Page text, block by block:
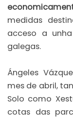
medidas
acceso a
galegas.
Ángeles
mes de abril,
Solo como
cotas das